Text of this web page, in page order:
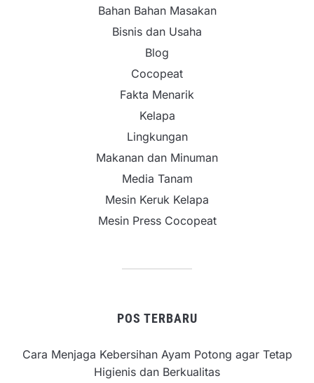
Bahan Bahan Masakan
Bisnis dan Usaha
Blog
Cocopeat
Fakta Menarik
Kelapa
Lingkungan
Makanan dan Minuman
Media Tanam
Mesin Keruk Kelapa
Mesin Press Cocopeat
POS TERBARU
Cara Menjaga Kebersihan Ayam Potong agar Tetap
Higienis dan Berkualitas